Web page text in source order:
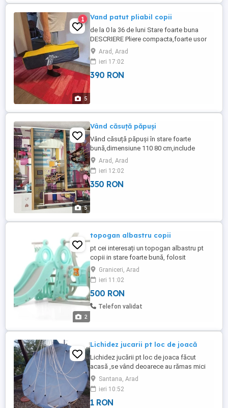
5
1 Vand patut pliabil copii
de la 0 la 36 de luni Stare foarte buna
DESCRIERE Pliere compacta,foarte usor
de realizat DIMENSIUNI ȘI GREUTĂȚI
Deschis : L 126,5 L 66,5 H 75 cm. Pliat : L
20,5 L 20,5 H 75 cm. 7,2 kg. Regulament
european de referință: EN 716-1 2 Nu
Arad, Arad
ieri 17:02
390 RON
5
Vând căsuță păpuși
Vând căsuță păpuși în stare foarte
bună,dimensiune 110 80 cm,include
jucării+păpuși cadou+jucării plus cadou.
Arad, Arad
ieri 12:02
350 RON
2
topogan albastru copii
pt cei interesați un topogan albastru pt
copii in stare foarte bună, folosit
aproximativ 5 luni de un baietel de 1 an
jumate,,,se vinde din lipsa de spatiu,,
Graniceri, Arad
ieri 11:02
500 RON
Telefon validat
Lichidez jucarii pt loc de joacă
Lichidez jucării pt loc de joaca făcut
acasă ,se vând deoarece au rămas mici
Cuib tip leagan 250 lei căsuța făcută din
paleti 300lei trotineta 100 lei role baieti 90
lei
Santana, Arad
ieri 10:52
1 RON